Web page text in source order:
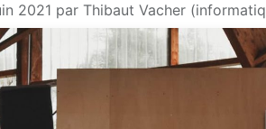
2021 par Thibaut Vacher